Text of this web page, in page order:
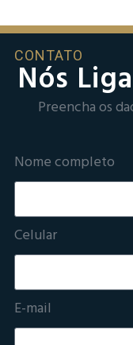
CONTATO
Nós
Preencha os
Nome completo
Celular
E-mail